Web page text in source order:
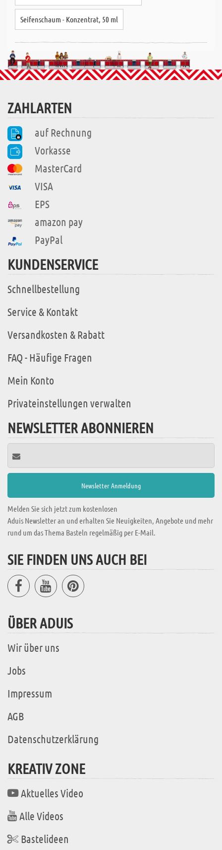
Seifenschaum - Konzentrat, 50 ml
ZAHLARTEN
auf Rechnung
Vorkasse
MasterCard
VISA
EPS
amazon pay
PayPal
KUNDENSERVICE
Schnellbestellung
Service & Kontakt
Versandkosten & Rabatt
FAQ - Häufige Fragen
Mein Konto
Privateinstellungen verwalten
NEWSLETTER ABONNIEREN
Melden Sie sich jetzt zum kostenlosen
Aduis Newsletter an und erhalten Sie Neuigkeiten, Angebote und mehr
rund um das Thema Basteln regelmäßig per E-Mail.
SIE FINDEN UNS AUCH BEI
ÜBER ADUIS
Wir über uns
Jobs
Impressum
AGB
Datenschutzerklärung
KREATIV ZONE
Aktuelles Video
Alle Videos
Bastelideen